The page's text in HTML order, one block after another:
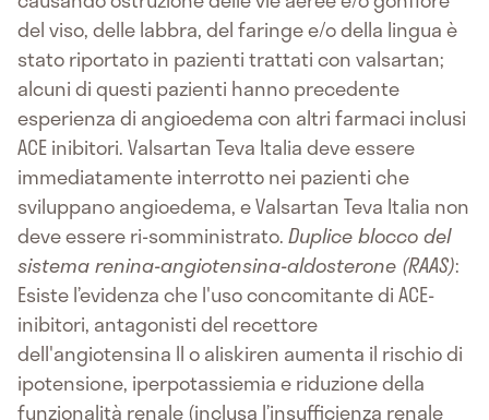
del viso, delle labbra, del faringe e/o della lingua è
stato riportato in pazienti trattati con valsartan;
alcuni di questi pazienti hanno precedente
esperienza di angioedema con altri farmaci inclusi
ACE inibitori. Valsartan Teva Italia deve essere
immediatamente interrotto nei pazienti che
sviluppano angioedema, e Valsartan Teva Italia non
deve essere ri-somministrato.Duplice blocco del
sistema renina-angiotensina-aldosterone (RAAS):
Esiste l’evidenza che l'uso concomitante di ACE-
inibitori, antagonisti del recettore
dell'angiotensina II o aliskiren aumenta il rischio di
ipotensione, iperpotassiemia e riduzione della
funzionalità renale (inclusa l’insufficienza renale